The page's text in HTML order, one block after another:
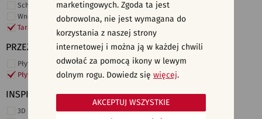
Schody
Wnętrza komercyjne
Taras i ogród
PRZEZNACZENIE
Płytki ścienne
Płytki podłogowe
INSPIRACJE
3D i struktury
marketingowych. Zgoda ta jest
dobrowolna, nie jest wymagana do
korzystania z naszej strony
internetowej i można ją w każdej chwili
odwołać za pomocą ikony w lewym
dolnym rogu. Dowiedz się więcej.
AKCEPTUJ WSZYSTKIE